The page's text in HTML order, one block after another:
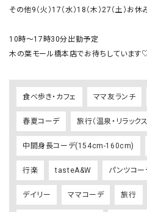
その他9（火）17（水）18（木）27（土）お休
10時〜17時30分出勤予定
木の葉モール橋本店でお待ちしています
食べ歩き・カフェ ママ友ランチ
春夏コーデ 旅行（温泉・リラックス
中間身長コーデ(154cm-160cm)
行楽 tasteA&W パンツコー
デイリー ママコーデ 旅行